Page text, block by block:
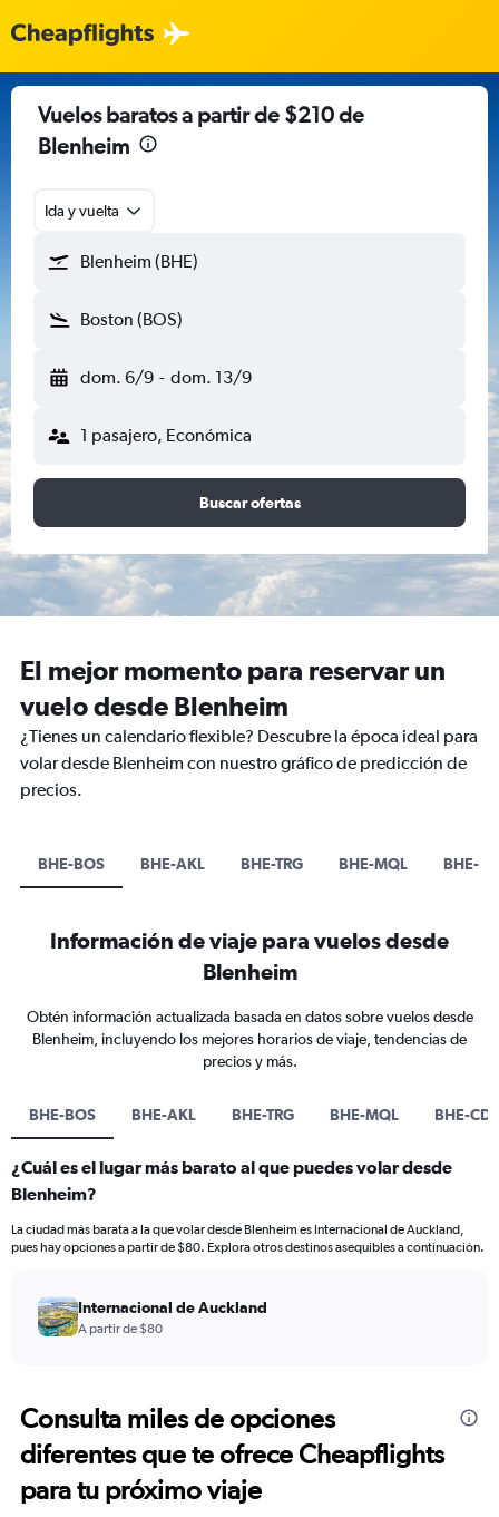
Vuelos baratos a partir de $210 de
Blenheim
Ida y vuelta
Blenheim (BHE)
Boston (BOS)
dom. 6/9 - dom. 13/9
1 pasajero, Económica
Buscar ofertas
El mejor momento para reservar un
vuelo desde Blenheim
¿Tienes un calendario flexible? Descubre la época ideal para
volar desde Blenheim con nuestro gráfico de predicción de
precios.
BHE-BOS BHE-AKL BHE-TRG BHE-MQL BHE-
Información de viaje para vuelos desde
Blenheim
Obtén información actualizada basada en datos sobre vuelos desde
Blenheim, incluyendo los mejores horarios de viaje, tendencias de
precios y más.
BHE-BOS BHE-AKL BHE-TRG BHE-MQL BHE-
¿Cuál es el lugar más barato al que puedes volar desde
Blenheim?
La ciudad más barata a la que volar desde Blenheim es Internacional de Auckland,
pues hay opciones a partir de $80. Explora otros destinos asequibles a continuación.
Internacional de Auckland
A partir de $80
Consulta miles de opciones
diferentes que te ofrece Cheapflights
para tu próximo viaje